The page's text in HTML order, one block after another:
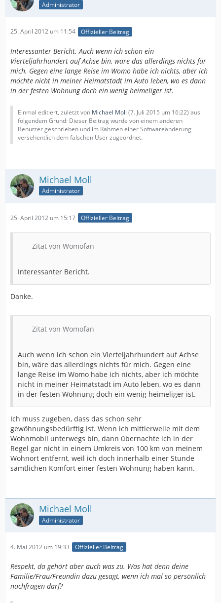
Administrator
25. April 2012 um 11:54 Offizieller Beitrag
Interessanter Bericht. Auch wenn ich schon ein
Vierteljahrhundert auf Achse bin, wäre das allerdings nichts für
mich. Gegen eine lange Reise im Womo habe ich nichts, aber ich
möchte nicht in meiner Heimatstadt im Auto leben, wo es dann
in der festen Wohnung doch ein wenig heimeliger ist.
Einmal editiert, zuletzt von Michael Moll (7. Juli 2015 um 16:22) aus
folgendem Grund: Dieser Beitrag wurde von einem anderen
Benutzer geschrieben und im Rahmen einer Softwareänderung
versehentlich dem falschen User zugeordnet.
Michael Moll
Administrator
25. April 2012 um 15:17 Offizieller Beitrag
Zitat von Womofan
Interessanter Bericht.
Danke.
Zitat von Womofan
Auch wenn ich schon ein Vierteljahrhundert auf Achse
bin, wäre das allerdings nichts für mich. Gegen eine
lange Reise im Womo habe ich nichts, aber ich möchte
nicht in meiner Heimatstadt im Auto leben, wo es dann
in der festen Wohnung doch ein wenig heimeliger ist.
Ich muss zugeben, dass das schon sehr
gewöhnungsbedürftig ist. Wenn ich mittlerweile mit dem
Wohnmobil unterwegs bin, dann übernachte ich in der
Regel gar nicht in einem Umkreis von 100 km von meinem
Wohnort entfernt, weil ich doch innerhalb einer Stunde
sämtlichen Komfort einer festen Wohnung haben kann.
Michael Moll
Administrator
4. Mai 2012 um 19:33 Offizieller Beitrag
Respekt, da gehört aber auch was zu. Was hat denn deine
Familie/Frau/Freundin dazu gesagt, wenn ich mal so persönlich
nachfragen darf?